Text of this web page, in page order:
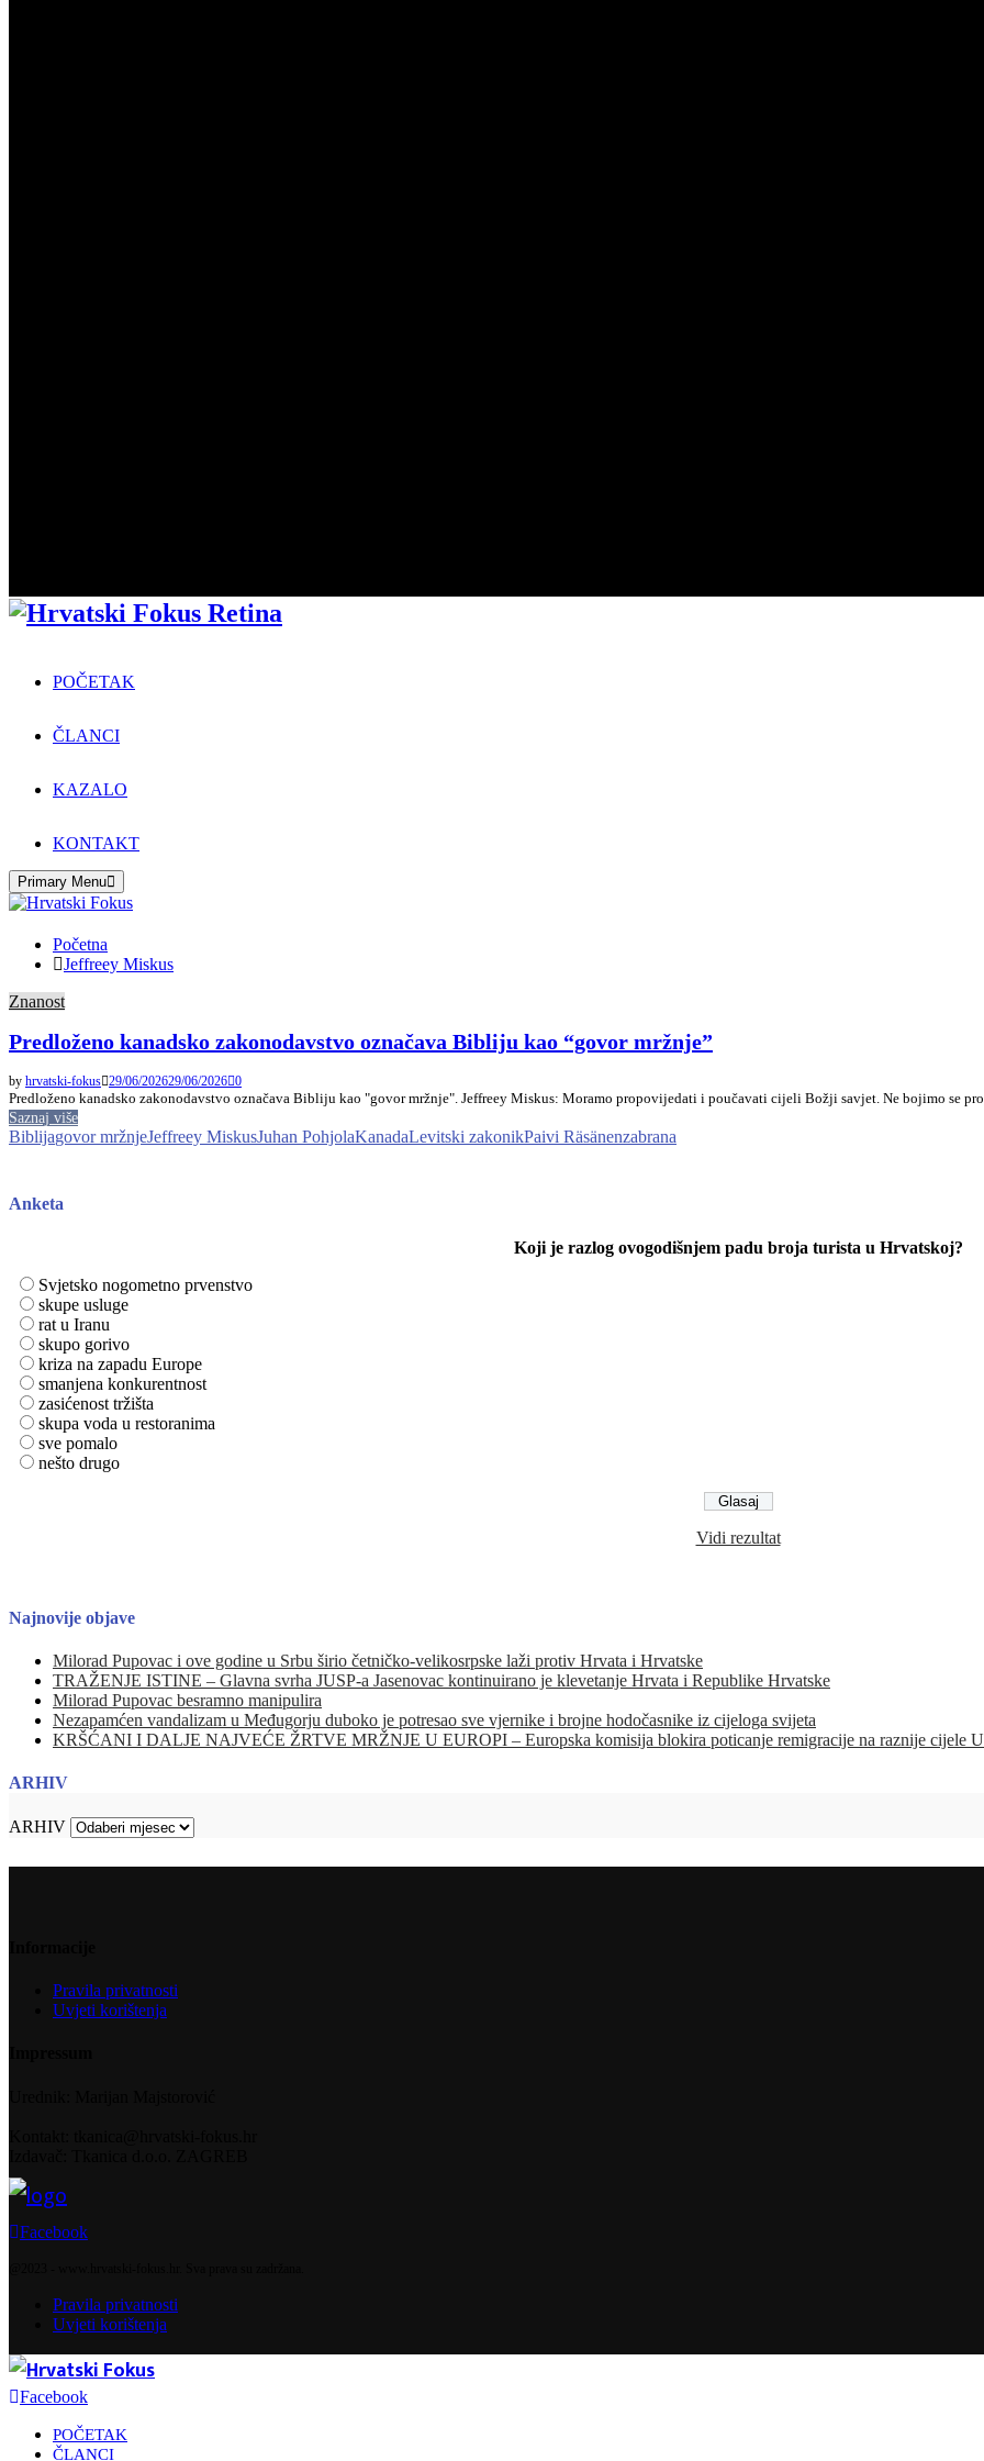
POČETAK
ČLANCI
KAZALO
KONTAKT
Primary Menu
Početna
Jeffreey Miskus
Znanost
Predloženo kanadsko zakonodavstvo označava Bibliju kao “govor mržnje”
by hrvatski-fokus 29/06/202629/06/2026 0
Predloženo kanadsko zakonodavstvo označava Bibliju kao "govor mržnje". Jeffreey Miskus: Moramo propovijedati i poučavati cijeli Božji savjet. Ne bojimo se
Saznaj više
Biblijagovor mržnjeJeffreey MiskusJuhan PohjolaKanadaLevitski zakonikPaivi Räsänenzabrana
Anketa
Koji je razlog ovogodišnjem padu broja turista u Hrvatskoj?
Svjetsko nogometno prvenstvo
skupe usluge
rat u Iranu
skupo gorivo
kriza na zapadu Europe
smanjena konkurentnost
zasićenost tržišta
skupa voda u restoranima
sve pomalo
nešto drugo
Vidi rezultat
Najnovije objave
Milorad Pupovac i ove godine u Srbu širio četničko-velikosrpske laži protiv Hrvata i Hrvatske
TRAŽENJE ISTINE – Glavna svrha JUSP-a Jasenovac kontinuirano je klevetanje Hrvata i Republike Hrvatske
Milorad Pupovac besramno manipulira
Nezapamćen vandalizam u Međugorju duboko je potresao sve vjernike i brojne hodočasnike iz cijeloga svijeta
KRŠĆANI I DALJE NAJVEĆE ŽRTVE MRŽNJE U EUROPI – Europska komisija blokira poticanje remigracije na raznije cijele
ARHIV
ARHIV
Pravila privatnosti
Uvjeti korištenja
Facebook
Pravila privatnosti
Uvjeti korištenja
Facebook
POČETAK
ČLANCI